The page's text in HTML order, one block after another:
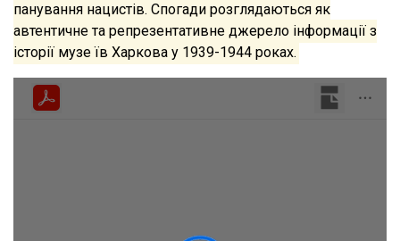
панування нацистів. Спогади розглядаються як
автентичне та репрезентативне джерело інформації з
історії музе їв Харкова у 1939-1944 роках.